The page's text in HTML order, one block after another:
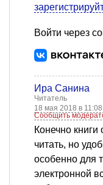
Войти через
Ира Санина
Читатель
18 мая 2018 в 11:08
Сообщить
Конечно
читать, но
особенно для
электронной